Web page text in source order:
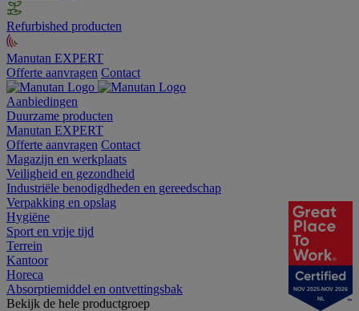
Refurbished producten
Manutan EXPERT
Offerte aanvragen Contact
Aanbiedingen
Duurzame producten
Manutan EXPERT
Offerte aanvragen Contact
Magazijn en werkplaats
Veiligheid en gezondheid
Industriële benodigdheden en gereedschap
Verpakking en opslag
Hygiëne
Sport en vrije tijd
Terrein
Kantoor
Horeca
Absorptiemiddel en ontvettingsbak
Bekijk de hele productgroep
NOV 2025-NOV 2026
NL